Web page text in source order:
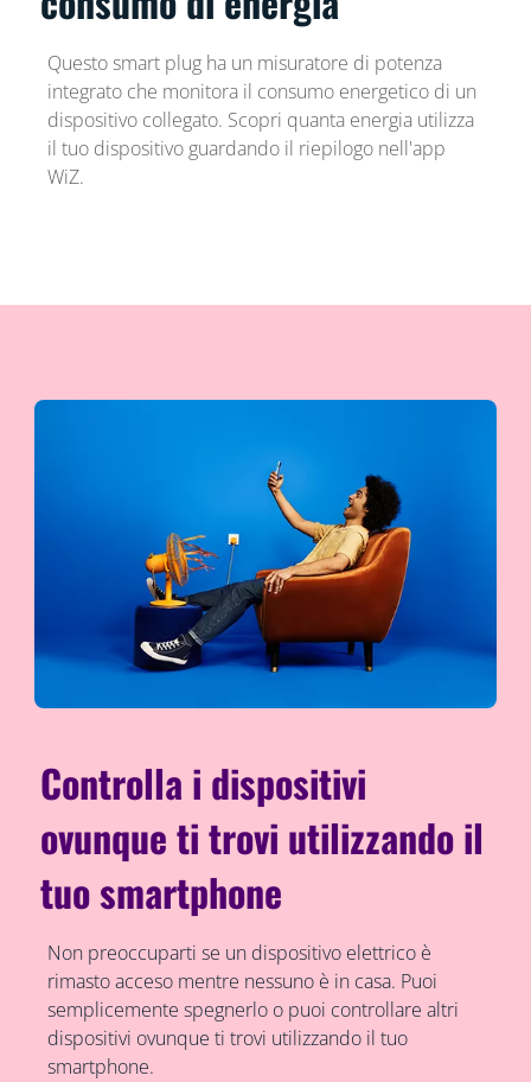
Questo smart plug ha un misuratore di potenza
integrato che monitora il consumo energetico di un
dispositivo collegato. Scopri quanta energia utilizza
il tuo dispositivo guardando il riepilogo nell'app
WiZ.
Controlla i dispositivi
ovunque ti trovi utilizzando il
tuo smartphone
Non preoccuparti se un dispositivo elettrico è
rimasto acceso mentre nessuno è in casa. Puoi
semplicemente spegnerlo o puoi controllare altri
dispositivi ovunque ti trovi utilizzando il tuo
smartphone.